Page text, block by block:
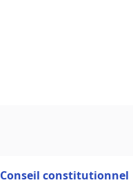
Conseil constitutionnel